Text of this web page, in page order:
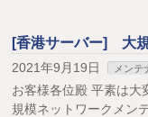
[香港サーバー] 大
2021年9月19日 メンテ
お客様各位殿 平素は大
規模ネットワークメン